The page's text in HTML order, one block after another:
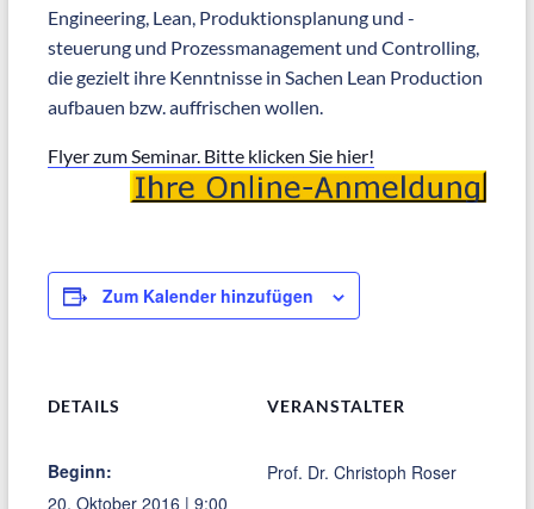
Engineering, Lean, Produktionsplanung und -
steuerung und Prozessmanagement und Controlling,
die gezielt ihre Kenntnisse in Sachen Lean Production
aufbauen bzw. auffrischen wollen.
Flyer zum Seminar. Bitte klicken Sie hier!
Zum Kalender hinzufügen
DETAILS
Beginn:
20. Oktober 2016 | 9:00
VERANSTALTER
Prof. Dr. Christoph Roser